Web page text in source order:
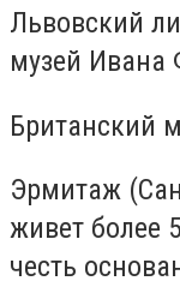
Львовский
музей Ивана
Британский
Эрмитаж
живет более
честь